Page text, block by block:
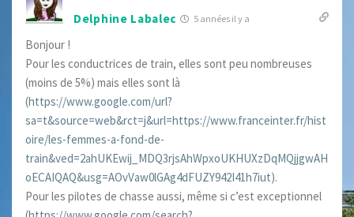
Delphine Labalec 5 années il y a
Bonjour !
Pour les conductrices de train, elles sont peu nombreuses
(moins de 5%) mais elles sont là
(https://www.google.com/url?
sa=t&source=web&rct=j&url=https://www.franceinter.fr/hist
oire/les-femmes-a-fond-de-
train&ved=2ahUKEwij_MDQ3rjsAhWpxoUKHUXzDqMQjjgwAH
oECAIQAQ&usg=AOvVaw0lGAg4dFUZY942I41h7iut).
Pour les pilotes de chasse aussi, même si c’est exceptionnel